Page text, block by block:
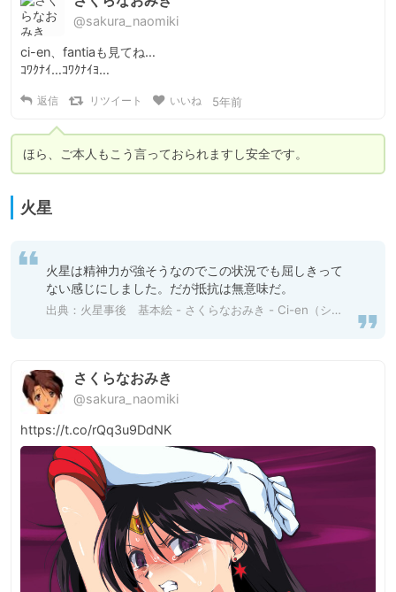
@sakura_naomiki
ci-en、fantiaも見てね…
ｺﾜｸﾅｲ…ｺﾜｸﾅｲﾖ…
返信 リツイート いいね 5年前
ほら、ご本人もこう言っておられますし安全です。
火星
火星は精神力が強そうなのでこの状況でも屈しきって
ない感じにしました。だが抵抗は無意味だ。
出典： 火星事後 基本絵 - さくらなおみき - Ci-en（シエン）
さくらなおみき
@sakura_naomiki
https://t.co/rQq3u9DdNK